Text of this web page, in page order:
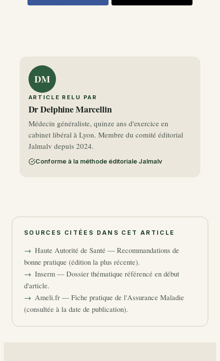
DM
ARTICLE RELU PAR
Dr Delphine Marcellin
Médecin généraliste, quinze ans d'exercice en
cabinet libéral à Lyon. Membre du comité éditorial
Jalmalv depuis 2024.
Conforme à la méthode éditoriale Jalmalv
SOURCES CITÉES DANS CET ARTICLE
Haute Autorité de Santé — Recommandations de
bonne pratique (édition la plus récente).
Inserm — Dossier thématique référencé en début
d'article.
Ameli.fr — Fiche pratique de l'Assurance Maladie
(consultée à la date de publication).